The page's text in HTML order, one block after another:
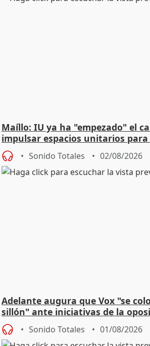
Maíllo: IU ya ha "empezado" el
impulsar espacios unitarios
Sonido Totales 02/08/2026
Adelante augura que Vox "se
sillón" ante iniciativas de la
Sonido Totales 01/08/2026